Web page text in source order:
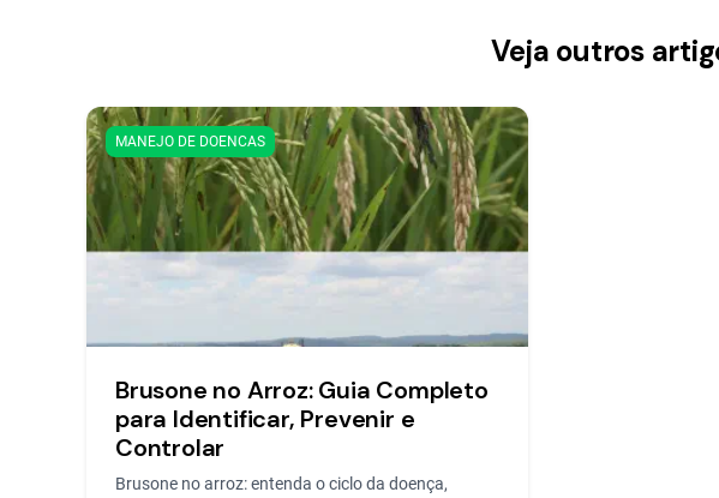
Veja outros
MANEJO DE DOENCAS
Brusone no Arroz: Guia Completo
para Identificar, Prevenir e
Controlar
Brusone no arroz: entenda o ciclo da doença,